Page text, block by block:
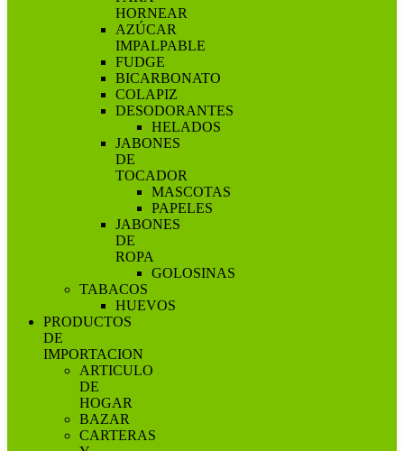
HORNEAR
AZÚCAR
IMPALPABLE
FUDGE
BICARBONATO
COLAPIZ
DESODORANTES
HELADOS
JABONES
DE
TOCADOR
MASCOTAS
PAPELES
JABONES
DE
ROPA
GOLOSINAS
TABACOS
HUEVOS
PRODUCTOS
DE
IMPORTACION
ARTICULO
DE
HOGAR
BAZAR
CARTERAS